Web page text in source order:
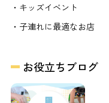
・キッズイベント
・子連れに最適なお店
お役立ちブログ